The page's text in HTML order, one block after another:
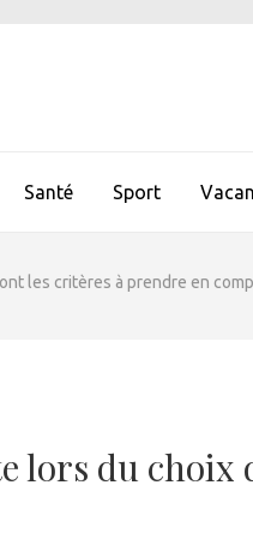
Santé Sport
les critères à prendre en
lors du choix